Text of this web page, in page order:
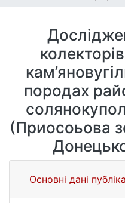
породах
(Приосоьова
Основні дані